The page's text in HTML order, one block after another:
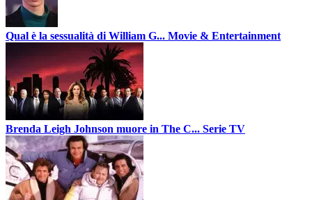
Qual è la sessualità di William G... Movie & Entertainment
Brenda Leigh Johnson muore in The C... Serie TV